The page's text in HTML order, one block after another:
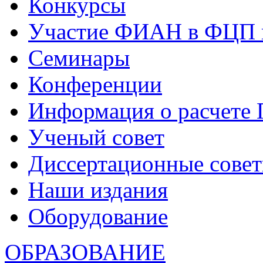
Участие ФИАН в ФЦП
Семинары
Конференции
Информация о
Ученый совет
Диссертационные
Наши издания
Оборудование
ОБРАЗОВАНИЕ